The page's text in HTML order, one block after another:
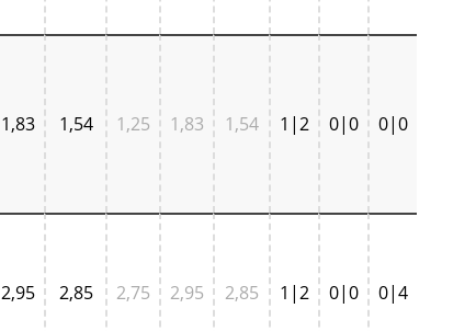
1,83 1,54 1,25 1,83 1,54 1|2 0|0 0|0
2,95 2,85 2,75 2,95 2,85 1|2 0|0 0|4